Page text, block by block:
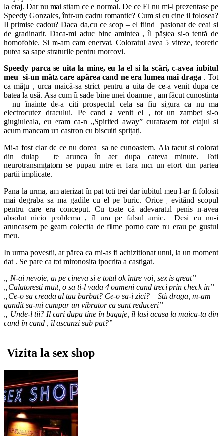
la etaj. Dar nu mai stiam ce e normal. De ce El nu mi-l prezentase pe
Speedy Gonzales, într-un cadru romantic? Cum si cu cine il folosea?
Il primise cadou? Daca da,cu ce scop – el fiind pasionat de ceai si
de gradinarit. Daca-mi aduc bine amintea , îl păștea si-o tentă de
homofobie. Si m-am cam enervat. Coloratul avea 5 viteze, teoretic
putea sa sape straturile pentru morcovi.
Speedy parca se uita la mine, eu la el si la scări, c-avea iubitul
meu si-un mâtz care apărea cand ne era lumea mai draga . Tot
ca mâțu , urca maică-sa strict pentru a uita de ce-a venit dupa ce
batea la usă. Asa cum îi sade bine unei doamne , am făcut cunostinta
– nu înainte de-a citi prospectul cela sa fiu sigura ca nu ma
electrocutez dracului. Pe cand a venit el , tot un zambet si-o
giugiuleala, eu eram ca-n „Spirited away” curatasem tot etajul si
acum mancam un castron cu biscuiti sprițați.
Mi-a fost clar de ce nu dorea sa ne cunoastem. Ala tacut si colorat
din dulap te arunca în aer dupa cateva minute. Toti
neurotransmițatorii se pupau intre ei fara nici un efort din partea
partii implicate.
Pana la urma, am aterizat în pat toti trei dar iubitul meu l-ar fi folosit
mai degraba sa ma gadile cu el pe buric. Orice , evitând scopul
pentru care era conceput. Cu toate că adevaratul penis n-avea
absolut nicio problema , îl ura pe falsul amic. Desi eu nu-i
aruncasem pe geam colectia de filme porno care nu erau pe gustul
meu.
In urma povestii, ar părea ca mi-as fi achizitionat unul, la un moment
dat . Se pare ca tot mironosita ipocrita a castigat.
„ N-ai nevoie, ai pe cineva si e totul ok între voi, sex is great”
„Calatoresti mult, o sa ti-l vada 4 oameni cand treci prin check in”
„Ce-o sa creada al tau barbat? Ce-o sa-i zici? – Stii draga, m-am
gandit sa-mi cumpar un vibrator ca sunt reduceri”
„ Unde-l tii? Il cari dupa tine în bagaje, îl lasi acasa la maica-ta din
cand în cand , îl ascunzi sub pat?”
Vizita la sex shop